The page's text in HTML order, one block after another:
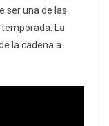
ser una de las
La
la cadena a